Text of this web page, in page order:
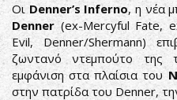
ΟιDenner’s Inferno, η νέα
Denner(ex-Mercyful Fate,
Evil, Denner/Shermann)
ζωντανό ντεμπούτο της
εμφάνιση στα πλαίσια του
στην πατρίδα του Denner,